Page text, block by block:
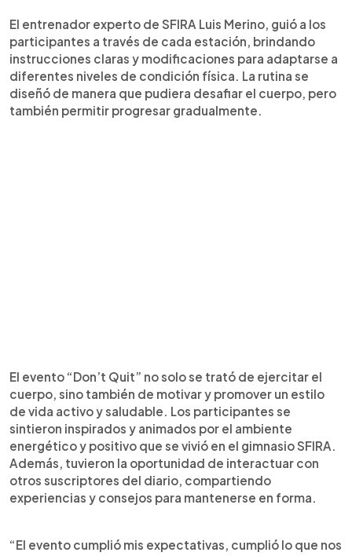
El entrenador experto de SFIRA Luis Merino, guió a los
participantes a través de cada estación, brindando
instrucciones claras y modificaciones para adaptarse a
diferentes niveles de condición física. La rutina se
diseñó de manera que pudiera desafiar el cuerpo, pero
también permitir progresar gradualmente.
El evento “Don’t Quit” no solo se trató de ejercitar el
cuerpo, sino también de motivar y promover un estilo
de vida activo y saludable. Los participantes se
sintieron inspirados y animados por el ambiente
energético y positivo que se vivió en el gimnasio SFIRA.
Además, tuvieron la oportunidad de interactuar con
otros suscriptores del diario, compartiendo
experiencias y consejos para mantenerse en forma.
“El evento cumplió mis expectativas, cumplió lo que nos